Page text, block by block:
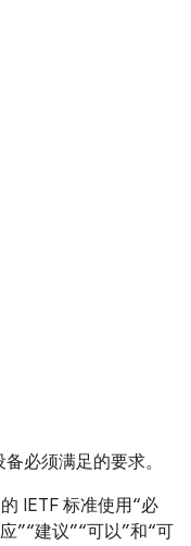
必须满足的要求。
IETF 标准使用“必
”“建议”“可以”和“可